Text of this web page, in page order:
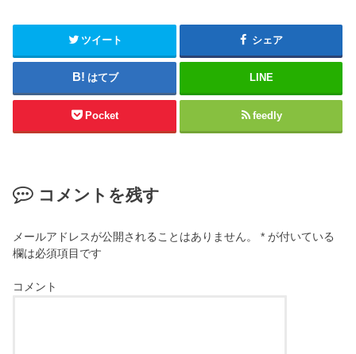
ツイート シェア
はてブ LINE
Pocket feedly
コメントを残す
メールアドレスが公開されることはありません。 * が付いている
欄は必須項目です
コメント